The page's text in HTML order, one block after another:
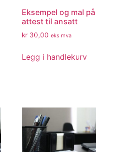
Eksempel og mal på
attest til ansatt
kr 30,00 eks mva
Legg i handlekurv